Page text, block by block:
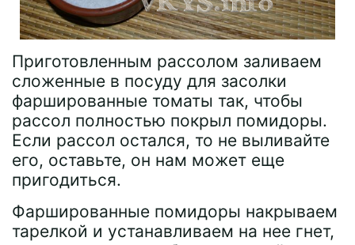
Приготовленным рассолом заливаем
сложенные в посуду для засолки
фаршированные томаты так, чтобы
рассол полностью покрыл помидоры.
Если рассол остался, то не выливайте
его, оставьте, он нам может еще
пригодиться.
Фаршированные помидоры накрываем
тарелкой и устанавливаем на нее гнет,